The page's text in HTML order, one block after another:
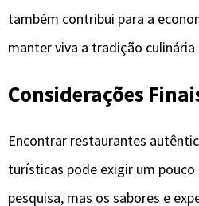
também contribui para a
manter viva a tradição culinária
Considerações
Encontrar restaurantes
turísticas pode exigir um
pesquisa, mas os sabores e